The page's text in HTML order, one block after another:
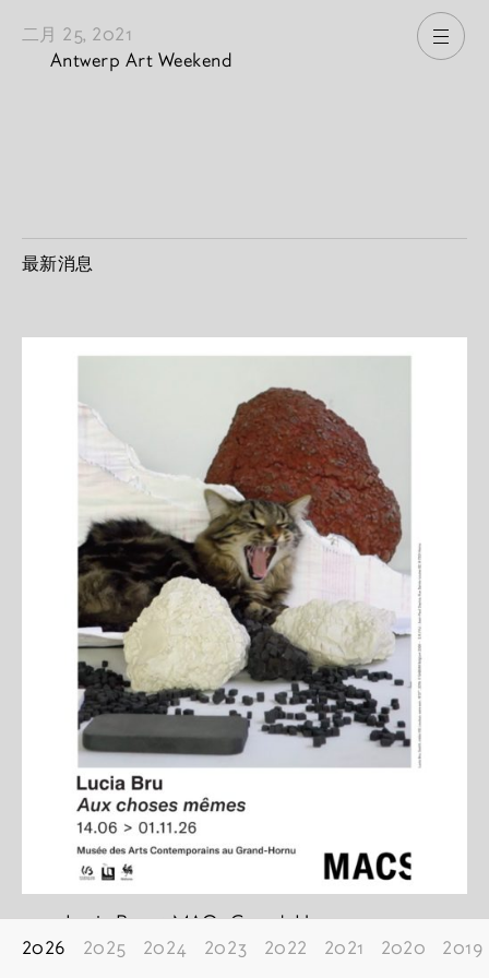
打
二月 25, 2021
Antwerp Art Weekend
最新消息
2026 2025 2024 2023 2022 2021 2020 2019
Lucia Bru at MACs Grand-Hornu